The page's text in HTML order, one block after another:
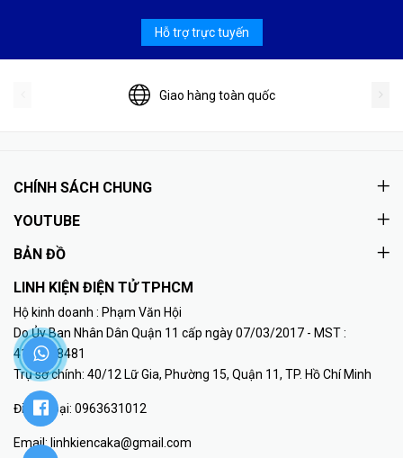
Hỗ trợ trực tuyến
Giao hàng toàn quốc
CHÍNH SÁCH CHUNG
YOUTUBE
BẢN ĐỒ
LINH KIỆN ĐIỆN TỬ TPHCM
Hộ kinh doanh : Phạm Văn Hội
Do Ủy Ban Nhân Dân Quận 11 cấp ngày 07/03/2017 - MST :
41K8018481
Trụ sở chính: 40/12 Lữ Gia, Phường 15, Quận 11, TP. Hồ Chí Minh
Điện thoại: 0963631012
Email: linhkiencaka@gmail.com